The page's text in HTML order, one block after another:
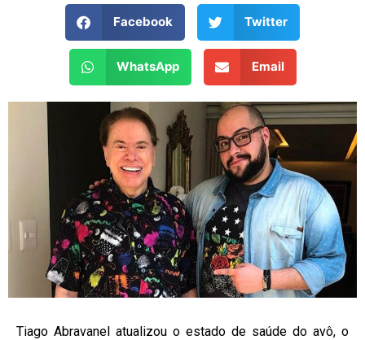
Facebook Twitter
WhatsApp Email
Tiago Abravanel atualizou o estado de saúde do avô, o